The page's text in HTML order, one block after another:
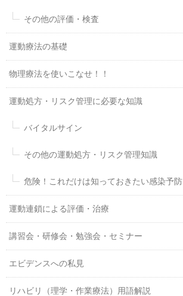
その他の評価・検査
運動療法の基礎
物理療法を使いこなせ！！
運動処方・リスク管理に必要な知識
バイタルサイン
その他の運動処方・リスク管理知識
危険！これだけは知っておきたい感染予防
運動連鎖による評価・治療
講習会・研修会・勉強会・セミナー
エビデンスへの私見
リハビリ（理学・作業療法）用語解説